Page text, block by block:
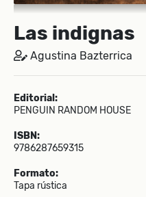
Las indignas
Agustina Bazterrica
Editorial:
PENGUIN RANDOM HOUSE
ISBN:
9786287659315
Formato:
Tapa rústica